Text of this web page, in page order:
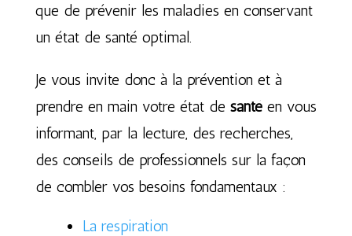
que de prévenir les maladies en conservant
un état de santé optimal.
Je vous invite donc à la prévention et à
prendre en main votre état de santéen vous
informant, par la lecture, des recherches,
des conseils de professionnels sur la façon
de combler vos besoins fondamentaux :
La respiration